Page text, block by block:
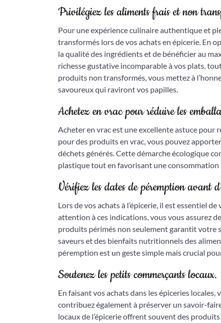
Privilégiez les aliments frais et non
Pour une expérience culinaire authentique et
transformés lors de vos achats en épicerie. En
la qualité des ingrédients et de bénéficier au
richesse gustative incomparable à vos plats,
produits non transformés, vous mettez à
savoureux qui raviront vos papilles.
Achetez en vrac pour réduire les
Acheter en vrac est une excellente astuce pour
pour des produits en vrac, vous pouvez
déchets générés. Cette démarche écologique
plastique tout en favorisant une consommation
Vérifiez les dates de péremption avant
Lors de vos achats à l’épicerie, il est essentiel
attention à ces indications, vous vous assurez
produits périmés non seulement garantit votre
saveurs et des bienfaits nutritionnels des
péremption est un geste simple mais crucial
Soutenez les petits commerçants locaux.
En faisant vos achats dans les épiceries
contribuez également à préserver un savoir-
locaux de l’épicerie offrent souvent des